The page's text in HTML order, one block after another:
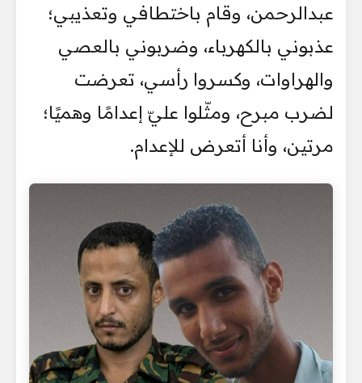
عبدالرحمن، وقام باختطافي وتعذيبي؛
عذبوني بالكهرباء، وضربوني بالعصي
والهراوات، وكسروا رأسي، تعرضت
لضرب مبرح، ومثّلوا عليّ إعدامًا وهميًا؛
مرتين، وأنا أتعرض للإعدام.